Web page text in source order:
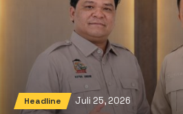
Headline Juli 25, 2026